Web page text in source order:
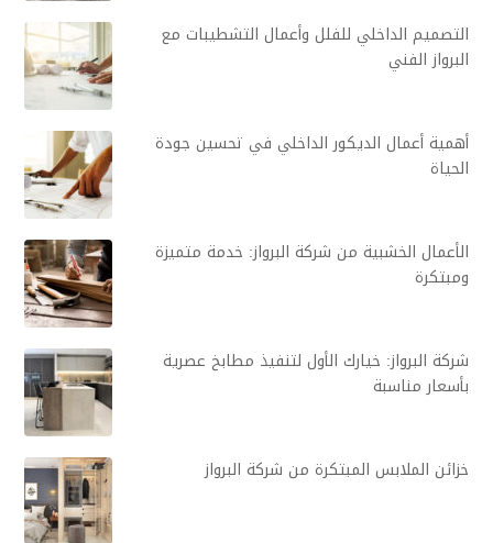
التصميم الداخلي للفلل وأعمال التشطيبات مع
البرواز الفني
أهمية أعمال الديكور الداخلي في تحسين جودة
الحياة
الأعمال الخشبية من شركة البرواز: خدمة متميزة
ومبتكرة
شركة البرواز: خيارك الأول لتنفيذ مطابخ عصرية
بأسعار مناسبة
خزائن الملابس المبتكرة من شركة البرواز